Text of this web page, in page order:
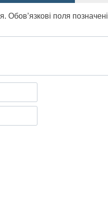
Обов’язкові поля позначені